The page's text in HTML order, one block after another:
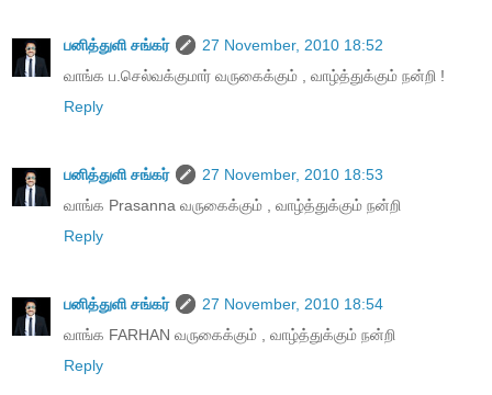
பனித்துளி சங்கர்
27 November, 2010 18:52
வாங்க ப.செல்வக்குமார் வருகைக்கும் , வாழ்த்துக்கும் நன்றி !
Reply
பனித்துளி சங்கர்
27 November, 2010 18:53
வாங்க Prasanna வருகைக்கும் , வாழ்த்துக்கும் நன்றி
Reply
பனித்துளி சங்கர்
27 November, 2010 18:54
வாங்க FARHAN வருகைக்கும் , வாழ்த்துக்கும் நன்றி
Reply